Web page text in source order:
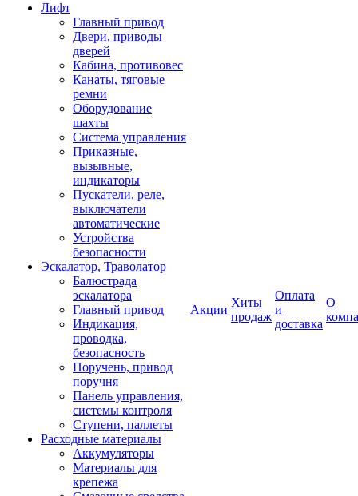
Лифт
Главный привод
Двери, приводы
дверей
Кабина, противовес
Канаты, тяговые
ремни
Оборудование
шахты
Система управления
Приказные,
вызывные,
индикаторы
Пускатели, реле,
выключатели
автоматические
Устройства
безопасности
Эскалатор, Траволатор
Балюстрада
эскалатора
Главный привод
Индикация,
проводка,
безопасность
Поручень, привод
поручня
Панель управления,
системы контроля
Ступени, паллеты
Расходные материалы
Аккумуляторы
Материалы для
крепежа
Акции
Хиты
продаж
Оплата
и
доставка
О